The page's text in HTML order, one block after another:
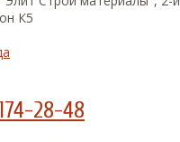
К5
28-48